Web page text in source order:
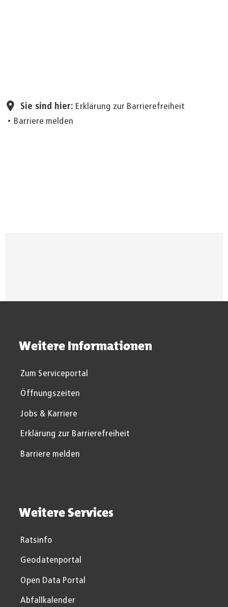
Sie sind hier: Erklärung zur Barrierefreiheit
Barriere melden
Weitere Informationen
Zum Serviceportal
Öffnungszeiten
Jobs & Karriere
Erklärung zur Barrierefreiheit
Barriere melden
Weitere Services
Ratsinfo
Geodatenportal
Open Data Portal
Abfallkalender